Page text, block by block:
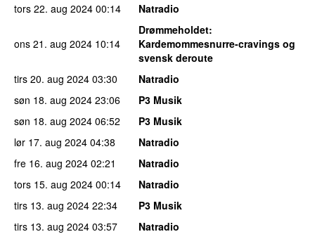
tors 22. aug 2024 00:14 Natradio
ons 21. aug 2024 10:14
Drømmeholdet:
Kardemommesnurre-cravings og
svensk deroute
tirs 20. aug 2024 03:30
Natradio
søn 18. aug 2024 23:06
P3 Musik
søn 18. aug 2024 06:52
P3 Musik
lør 17. aug 2024 04:38
Natradio
fre 16. aug 2024 02:21
Natradio
tors 15. aug 2024 00:14
Natradio
tirs 13. aug 2024 22:34
P3 Musik
tirs 13. aug 2024 03:57
Natradio